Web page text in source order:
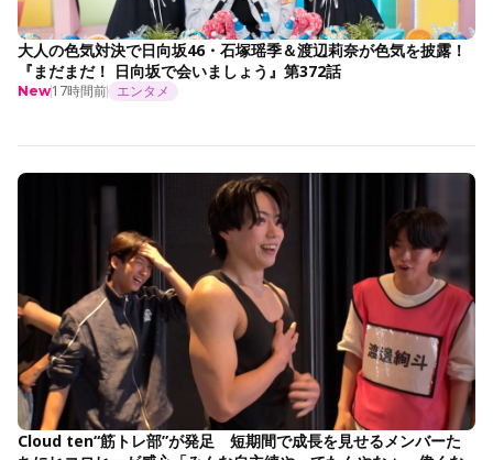
大人の色気対決で日向坂46・石塚瑶季＆渡辺莉奈が色気を披露！
『まだまだ！ 日向坂で会いましょう』第372話
New17時間前 エンタメ
Cloud ten“筋トレ部”が発足 短期間で成長を見せるメンバーた